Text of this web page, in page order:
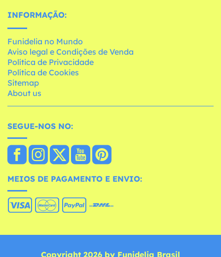
INFORMAÇÃO:
Funidelia no Mundo
Aviso legal e Condições de Venda
Política de Privacidade
Política de Cookies
Sitemap
About us
SEGUE-NOS NO:
MEIOS DE PAGAMENTO E ENVIO:
Copyright 2026 by Funidelia Brasil